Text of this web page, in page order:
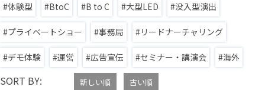
体験型 BtoC B to C 大型LED 没入型演出
プライベートショー 事務局 リードナーチャリング
デモ体験 運営 広告宣伝 セミナー・講演会 海外
SORT BY: 新しい順 古い順